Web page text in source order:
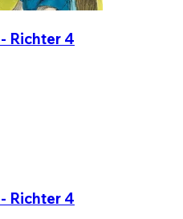
Richter 4
Richter 4